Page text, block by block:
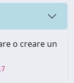
o creare un